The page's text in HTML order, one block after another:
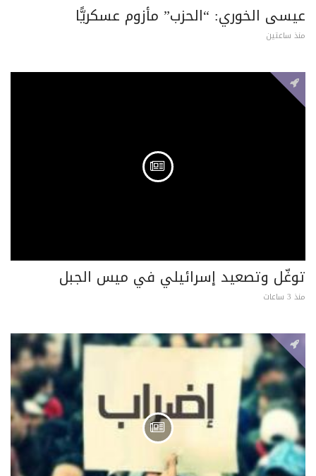
عيسى الخوري: “الحزب” مأزوم عسكريًّا
منذ ساعتين
توغّل وتصعيد إسرائيلي في ميس الجبل
منذ 3 ساعات